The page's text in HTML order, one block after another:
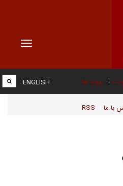
Toggle
پیوند ها
با ما RSS
ENGLISH